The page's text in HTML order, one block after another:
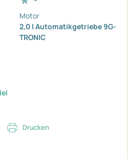
Motor
2,0 l Automatikgetriebe 9G-
TRONIC
Drucken